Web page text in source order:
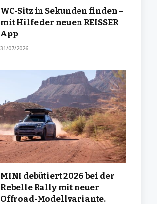
WC-Sitz in Sekunden finden –
mit Hilfe der neuen REISSER
App
31/07/2026
MINI debütiert 2026 bei der
Rebelle Rally mit neuer
Offroad-Modellvariante.